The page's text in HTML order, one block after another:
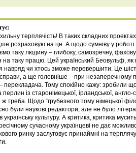
терплячість! В таких складних
розраховую на це. А щодо сумніву у
таку людину – глибоку, самозречну,
на таку працю. Цей український Беовульф,
навряд чи хтось зможе перевершити. Це
а ще головніше – при незаперечному
перекладача. Тому спокійно кажу: зробили
перлин із старонімецької, ірландської,
треба. Щодо “грубезного тому німецької
були наукові редактори, але не було
українську культуру. А критика, критика
сучасному українцеві не дає
ринку заслуговує принаймні на